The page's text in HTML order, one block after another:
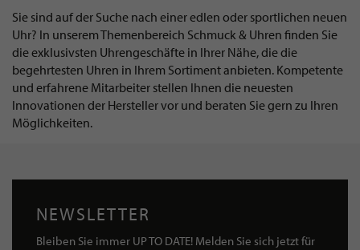
Sie sind auf der Suche nach einer edlen oder sportlichen neuen
Uhr? In unserem Themenbereich Schmuck & Uhren finden Sie
die exklusivsten Uhrengeschäfte in Ihrer Nähe, die die
begehrtesten Uhren in Ihrem Sortiment anbieten. Kompetente
und erfahrene Mitarbeiter stellen Ihnen die neuesten
Innovationen der Hersteller vor und beraten Sie gern zu Ihren
Möglichkeiten.
NEWSLETTER
Bleiben Sie immer UP TO DATE! Melden Sie sich jetzt für